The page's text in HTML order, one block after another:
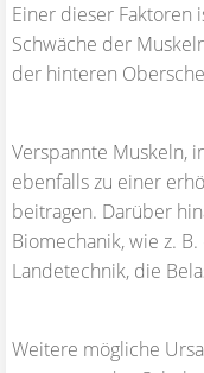
Einer dieser Faktoren
Schwäche der
der hinteren
Verspannte Muskeln,
ebenfalls zu einer
beitragen. Darüber
Biomechanik, wie z.
Landetechnik, die
Weitere mögliche